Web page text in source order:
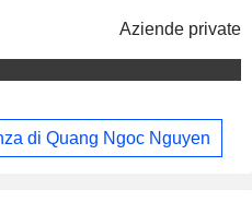
Aziende private
di Quang Ngoc Nguyen